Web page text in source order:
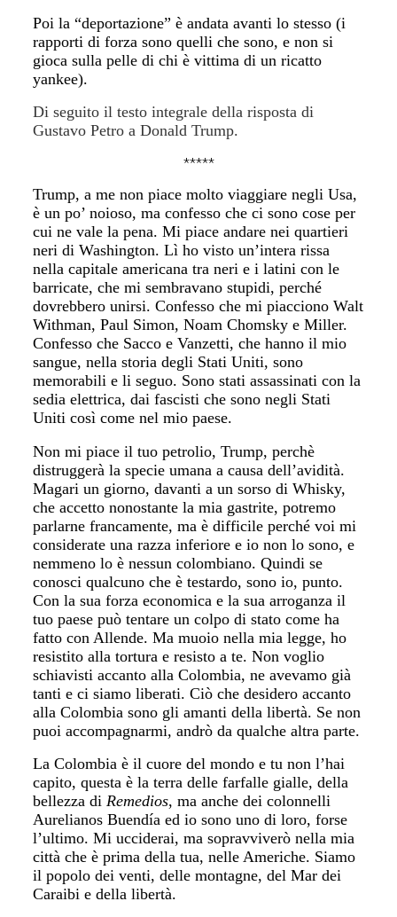
Poi la “deportazione” è andata avanti lo stesso (i
rapporti di forza sono quelli che sono, e non si
gioca sulla pelle di chi è vittima di un ricatto
yankee).
Di seguito il testo integrale della risposta di
Gustavo Petro a Donald Trump.
*****
Trump, a me non piace molto viaggiare negli Usa,
è un po’ noioso, ma confesso che ci sono cose per
cui ne vale la pena. Mi piace andare nei quartieri
neri di Washington. Lì ho visto un’intera rissa
nella capitale americana tra neri e i latini con le
barricate, che mi sembravano stupidi, perché
dovrebbero unirsi. Confesso che mi piacciono Walt
Withman, Paul Simon, Noam Chomsky e Miller.
Confesso che Sacco e Vanzetti, che hanno il mio
sangue, nella storia degli Stati Uniti, sono
memorabili e li seguo. Sono stati assassinati con la
sedia elettrica, dai fascisti che sono negli Stati
Uniti così come nel mio paese.
Non mi piace il tuo petrolio, Trump, perchè
distruggerà la specie umana a causa dell’avidità.
Magari un giorno, davanti a un sorso di Whisky,
che accetto nonostante la mia gastrite, potremo
parlarne francamente, ma è difficile perché voi mi
considerate una razza inferiore e io non lo sono, e
nemmeno lo è nessun colombiano. Quindi se
conosci qualcuno che è testardo, sono io, punto.
Con la sua forza economica e la sua arroganza il
tuo paese può tentare un colpo di stato come ha
fatto con Allende. Ma muoio nella mia legge, ho
resistito alla tortura e resisto a te. Non voglio
schiavisti accanto alla Colombia, ne avevamo già
tanti e ci siamo liberati. Ciò che desidero accanto
alla Colombia sono gli amanti della libertà. Se non
puoi accompagnarmi, andrò da qualche altra parte.
La Colombia è il cuore del mondo e tu non l’hai
capito, questa è la terra delle farfalle gialle, della
bellezza diRemedios, ma anche dei colonnelli
Aurelianos Buendía ed io sono uno di loro, forse
l’ultimo. Mi ucciderai, ma sopravviverò nella mia
città che è prima della tua, nelle Americhe. Siamo
il popolo dei venti, delle montagne, del Mar dei
Caraibi e della libertà.